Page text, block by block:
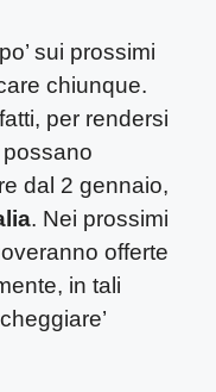
sui prossimi
chiunque.
per rendersi
dal 2 gennaio,
. Nei prossimi
offerte
in tali